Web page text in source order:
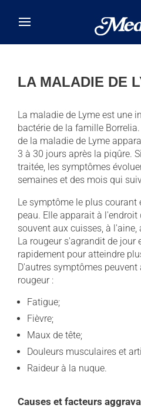
LA MALADIE DE
La maladie de Lyme est une
bactérie de la famille
de la maladie de Lyme
3 à 30 jours après la piqûre.
traitée, les symptômes
semaines et des mois qui
Le symptôme le plus courant
peau. Elle apparait à l'endroit
souvent aux cuisses, à
La rougeur s'agrandit de jour
rapidement pour atteindre
D'autres symptômes
rougeur :
Fatigue;
Fièvre;
Maux de tête;
Douleurs musculaires et
Raideur à la nuque.
Causes et facteurs